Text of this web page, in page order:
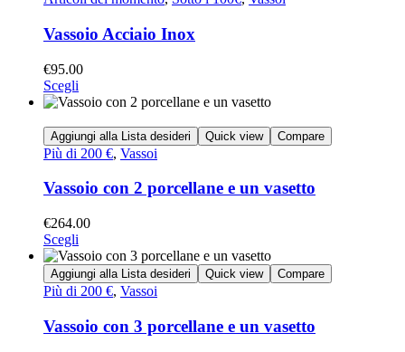
Vassoio Acciaio Inox
€95.00
Scegli
Aggiungi alla Lista desideri Quick view Compare
Più di 200 €, Vassoi
Vassoio con 2 porcellane e un vasetto
€264.00
Scegli
Aggiungi alla Lista desideri Quick view Compare
Più di 200 €, Vassoi
Vassoio con 3 porcellane e un vasetto